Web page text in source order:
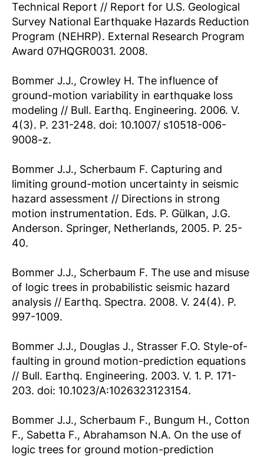
Technical Report // Report for U.S. Geological
Survey National Earthquake Hazards Reduction
Program (NEHRP). External Research Program
Award 07HQGR0031. 2008.
Bommer J.J., Crowley H. The influence of
ground-motion variability in earthquake loss
modeling // Bull. Earthq. Engineering. 2006. V.
4(3). P. 231-248. doi: 10.1007/ s10518-006-
9008-z.
Bommer J.J., Scherbaum F. Capturing and
limiting ground-motion uncertainty in seismic
hazard assessment // Directions in strong
motion instrumentation. Eds. P. Gülkan, J.G.
Anderson. Springer, Netherlands, 2005. Р. 25-
40.
Bommer J.J., Scherbaum F. The use and misuse
of logic trees in probabilistic seismic hazard
analysis // Earthq. Spectra. 2008. V. 24(4). P.
997-1009.
Bommer J.J., Douglas J., Strasser F.O. Style-of-
faulting in ground motion-prediction equations
// Bull. Earthq. Engineering. 2003. V. 1. P. 171-
203. doi: 10.1023/A:1026323123154.
Bommer J.J., Scherbaum F., Bungum H., Cotton
F., Sabetta F., Abrahamson N.A. On the use of
logic trees for ground motion-prediction